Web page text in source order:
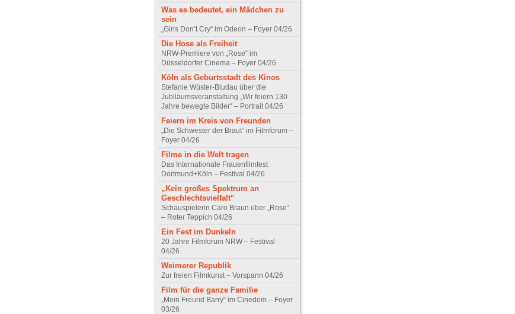
Was es bedeutet, ein Mädchen zu
sein
„Girls Don’t Cry“ im Odeon – Foyer 04/26
Die Hose als Freiheit
NRW-Premiere von „Rose“ im
Düsseldorfer Cinema – Foyer 04/26
Köln als Geburtsstadt des Kinos
Stefanie Wüster-Bludau über die
Jubiläumsveranstaltung „Wir feiern 130
Jahre bewegte Bilder“ – Portrait 04/26
Feiern im Kreis von Freunden
„Die Schwester der Braut“ im Filmforum –
Foyer 04/26
Filme in die Welt tragen
Das Internationale Frauenfilmfest
Dortmund+Köln – Festival 04/26
„Kein großes Spektrum an
Geschlechtsvielfalt“
Schauspielerin Caro Braun über „Rose“
– Roter Teppich 04/26
Ein Fest im Dunkeln
20 Jahre Filmforum NRW – Festival
04/26
Weimerer Republik
Zur freien Filmkunst – Vorspann 04/26
Film für die ganze Familie
„Mein Freund Barry“ im Cinedom – Foyer
03/26